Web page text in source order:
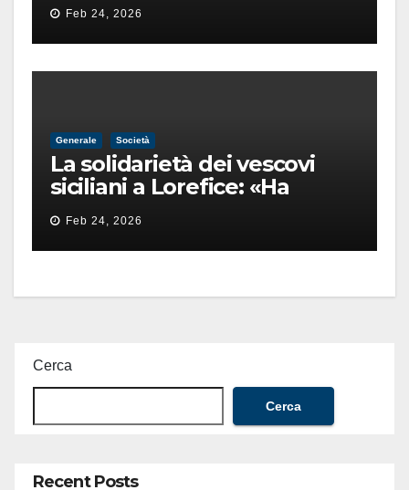
finita male
Feb 24, 2026
Generale Società
La solidarietà dei vescovi
siciliani a Lorefice: «Ha
difeso il valore e la dignità
dell’umanità»
Feb 24, 2026
Cerca
Cerca
Recent Posts